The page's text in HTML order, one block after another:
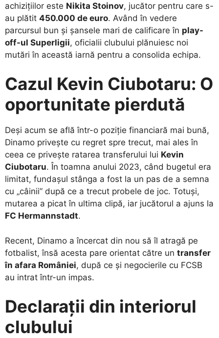
achizițiilor este Nikita Stoinov, jucător pentru care s-
au plătit 450.000 de euro. Având în vedere
parcursul bun și șansele mari de calificare în play-
off-ul Superligii, oficialii clubului plănuiesc noi
mutări în această iarnă pentru a consolida echipa.
Cazul Kevin Ciubotaru: O
oportunitate pierdută
​Deși acum se află într-o poziție financiară mai bună,
Dinamo privește cu regret spre trecut, mai ales în
ceea ce privește ratarea transferului lui Kevin
Ciubotaru. În toamna anului 2023, când bugetul era
limitat, fundașul stânga a fost la un pas de a semna
cu „câinii” după ce a trecut probele de joc. Totuși,
mutarea a picat în ultima clipă, iar jucătorul a ajuns la
FC Hermannstadt.
​Recent, Dinamo a încercat din nou să îl atragă pe
fotbalist, însă acesta pare orientat către un transfer
în afara României, după ce și negocierile cu FCSB
au intrat într-un impas.
Declarații din interiorul
clubului